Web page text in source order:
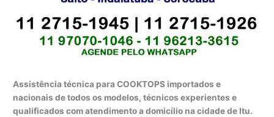
Assistência técnica para COOKTOPS importados e
nacionais de todos os modelos, técnicos experientes e
qualificados com atendimento a domicílio na cidade de Itu.